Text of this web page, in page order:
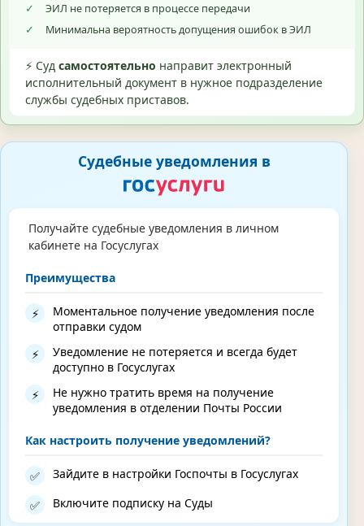
✓
ЭИЛ не потеряется в процессе передачи
✓
Минимальна вероятность допущения ошибок в ЭИЛ
⚡ Суд самостоятельно направит электронный
исполнительный документ в нужное подразделение
службы судебных приставов.
Судебные уведомления в
Получайте судебные уведомления в личном
кабинете на Госуслугах
Преимущества
⚡
Моментальное получение уведомления после
отправки судом
⚡
Уведомление не потеряется и всегда будет
доступно в Госуслугах
⚡
Не нужно тратить время на получение
уведомления в отделении Почты России
Как настроить получение уведомлений?
✅ Зайдите в настройки Госпочты в Госуслугах
✅ Включите подписку на Суды